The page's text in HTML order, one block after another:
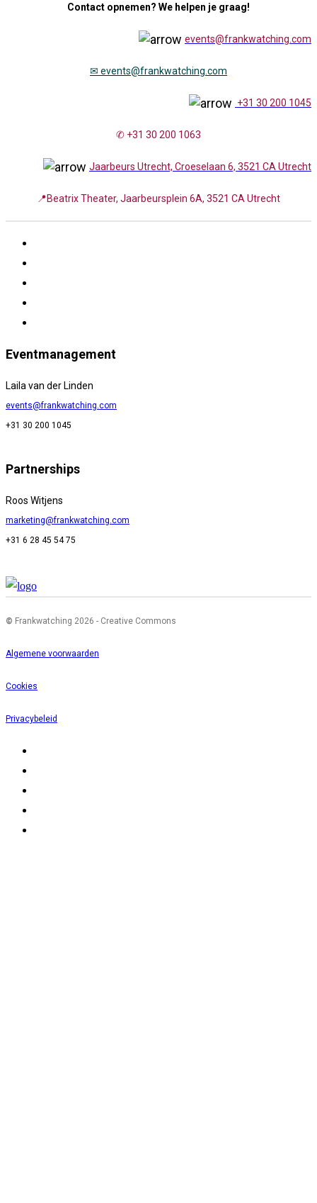
Contact opnemen? We helpen je graag!
events@frankwatching.com
✉ events@frankwatching.com
+31 30 200 1045
✆ +31 30 200 1063
Jaarbeurs Utrecht, Croeselaan 6, 3521 CA Utrecht
📍Beatrix Theater, Jaarbeursplein 6A, 3521 CA Utrecht
Eventmanagement
Laila van der Linden
events@frankwatching.com
+31 30 200 1045
Partnerships
Roos Witjens
marketing@frankwatching.com
+31 6 28 45 54 75
© Frankwatching 2026 - Creative Commons
Algemene voorwaarden
Cookies
Privacybeleid